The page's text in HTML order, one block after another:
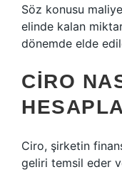
Söz konusu
elinde kalan
dönemde elde
CIRO
Ciro, şirketin
geliri temsil eder